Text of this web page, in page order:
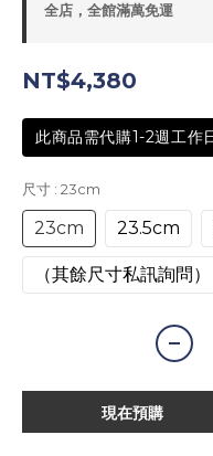
全店，全館滿萬免運
NT$4,380
此商品需代購1-2週工作
尺寸 : 23cm
23cm 23.5cm
（其餘尺寸私訊詢問）
現在預購